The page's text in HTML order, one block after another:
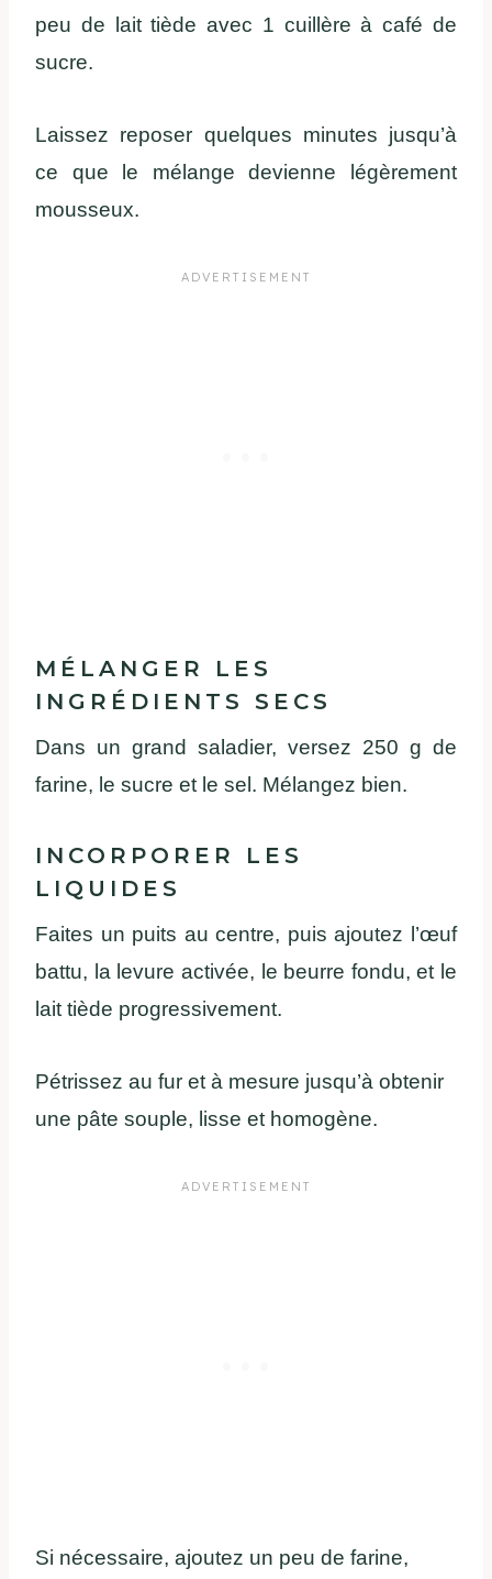
peu de lait tiède avec 1 cuillère à café de
sucre.
Laissez reposer quelques minutes jusqu’à
ce que le mélange devienne légèrement
mousseux.
MÉLANGER LES
INGRÉDIENTS SECS
Dans un grand saladier, versez 250 g de
farine, le sucre et le sel. Mélangez bien.
INCORPORER LES
LIQUIDES
Faites un puits au centre, puis ajoutez l’œuf
battu, la levure activée, le beurre fondu, et le
lait tiède progressivement.
Pétrissez au fur et à mesure jusqu’à obtenir
une pâte souple, lisse et homogène.
Si nécessaire, ajoutez un peu de farine,